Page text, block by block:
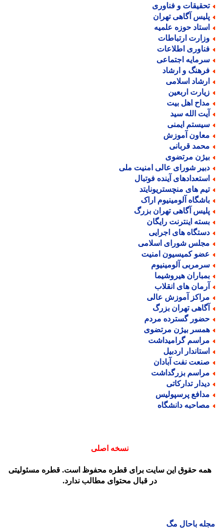
و فناوری
آگاهی تهران
حوزه علمیه
ارتباطات
اطلاعات
اجتماعی
و ارشاد
اسلامی
اربعین
اهل بیت
الله سید
ایمنی
آموزش
قربانی
مرتضوی
شورای عالی امنیت ملی
آینده فوتبال
های منچستریونایتد
آلومینیوم اراک
آگاهی تهران بزرگ
اینترنت رایگان
های اجرایی
شورای اسلامی
کمیسیون امنیت
آلومینیوم
هیروشیما
های انقلاب
آموزش عالی
تهران بزرگ
گسترده مردم
بیژن مرتضوی
گرامیداشت
اردبیل
نفت آبادان
بزرگداشت
تدارکاتی
پرسپولیس
دانشگاه
نسخه اصلی
حقوق این سایت برای قطره محفوظ است. قطره مسئولیتی
در قبال محتوای مطالب ندارد.
باحال مگ